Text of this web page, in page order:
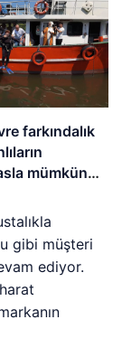
farkındalık
mümkün
gibi müşteri
ediyor.